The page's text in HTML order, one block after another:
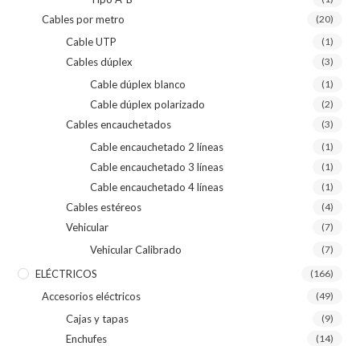
Cables por metro (20)
Cable UTP (1)
Cables dúplex (3)
Cable dúplex blanco (1)
Cable dúplex polarizado (2)
Cables encauchetados (3)
Cable encauchetado 2 líneas (1)
Cable encauchetado 3 líneas (1)
Cable encauchetado 4 líneas (1)
Cables estéreos (4)
Vehicular (7)
Vehicular Calibrado (7)
ELÉCTRICOS (166)
Accesorios eléctricos (49)
Cajas y tapas (9)
Enchufes (14)